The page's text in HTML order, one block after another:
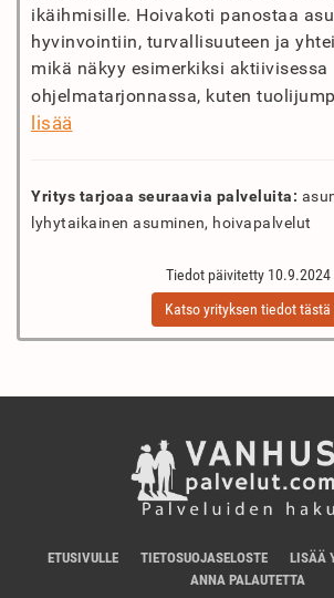
ikäihmisille. Hoivakoti panostaa
hyvinvointiin, turvallisuuteen ja
mikä näkyy esimerkiksi aktiivisessa
ohjelmatarjonnassa, kuten
lisää
Yritys tarjoaa seuraavia palveluita:
lyhytaikainen asuminen, hoivapalvelut
Tiedot päivitetty 10.9.2024
Katso yrityksen tiedot tästä
ETUSIVULLE TIETOSUOJASELOSTE
LISÄÄ
ANNA PALAUTETTA